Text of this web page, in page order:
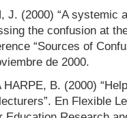
J. (2000) “A systemic
the confusion at
“Sources of
de 2000.
HARPE, B. (2000)
En Flexible